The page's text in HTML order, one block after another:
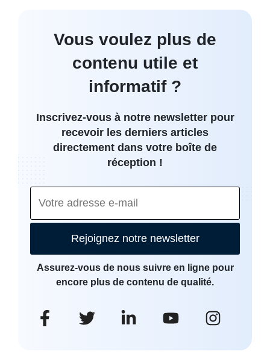
Vous voulez plus de
contenu utile et
informatif ?
Inscrivez-vous à notre newsletter pour
recevoir les derniers articles
directement dans votre boîte de
réception !
Rejoignez notre newsletter
Assurez-vous de nous suivre en ligne pour
encore plus de contenu de qualité.